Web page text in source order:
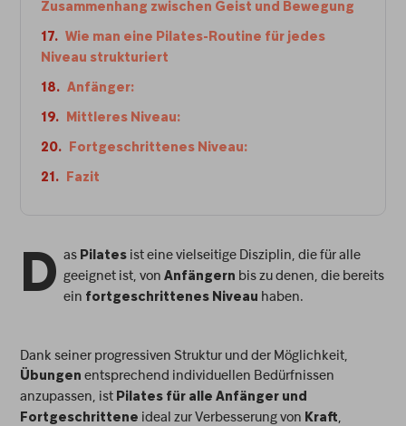
Zusammenhang zwischen Geist und Bewegung
‍Wie man eine Pilates-Routine für jedes
Niveau strukturiert
Anfänger:
Mittleres Niveau:
Fortgeschrittenes Niveau:
Fazit
D as Pilates ist eine vielseitige Disziplin, die für alle
geeignet ist, vonAnfängern bis zu denen, die bereits
ein fortgeschrittenes Niveau haben.
Dank seiner progressiven Struktur und der Möglichkeit,
Übungen entsprechend individuellen Bedürfnissen
anzupassen, ist Pilates für alle Anfänger und
Fortgeschrittene ideal zur Verbesserung von Kraft,